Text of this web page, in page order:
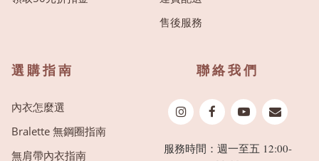
售後服務
選購指南
內衣怎麼選
Bralette 無鋼圈指南
無肩帶內衣指南
聯絡我們
服務時間：週一至五 12:00-